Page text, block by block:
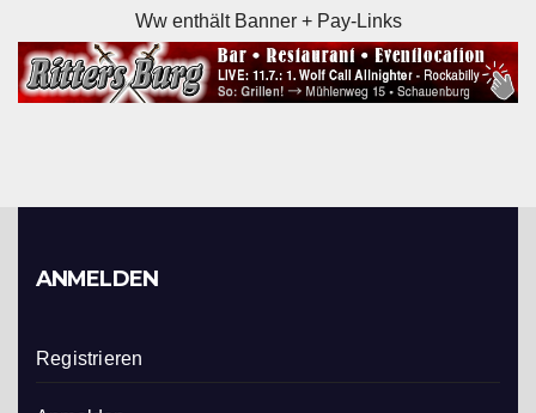
Ww enthält Banner + Pay-Links
ANMELDEN
Registrieren